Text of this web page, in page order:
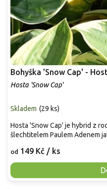
Bohyška
Hosta 'Snow Cap'
Skladem (29 ks)
od 149 Kč / ks
Hosta 'Snow Cap' je hybrid z
šlechtitelem Paulem Adenem